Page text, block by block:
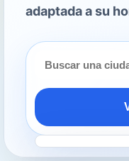
adaptada a su